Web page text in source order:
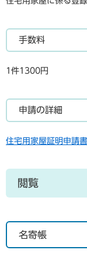
手数料
1件1300円
申請の詳細
住宅用家屋証明申請書
閲覧
名寄帳